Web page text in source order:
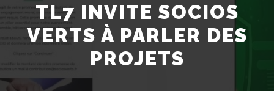
TL7 INVITE SOCIOS
VERTS À PARLER DES
PROJETS